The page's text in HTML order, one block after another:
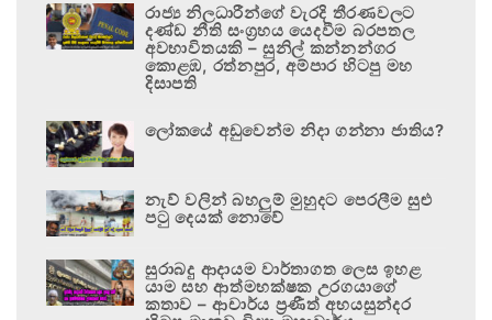
රාජ්‍ය නිලධාරීන්ගේ වැරදි තීරණවලට
දණ්ඩ නීති සංග්‍රහය යෙදවීම බරපතල
අවභාවිතයකි – සුනිල් කන්නන්ගර
කොළඹ, රත්නපුර, අම්පාර හිටපු මහ
දිසාපති
ලෝකයේ අඩුවෙන්ම නිදා ගන්නා ජාතිය?
නැව් වලින් බහලුම් මුහුදට පෙරලීම සුළු
පටු දෙයක් නොවේ
සුරාබදු ආදායම වාර්තාගත ලෙස ඉහළ
යාම සහ ආත්මභක්ෂක උරගයාගේ
කතාව – ආචාර්ය ප්‍රණීත් අභයසුන්දර